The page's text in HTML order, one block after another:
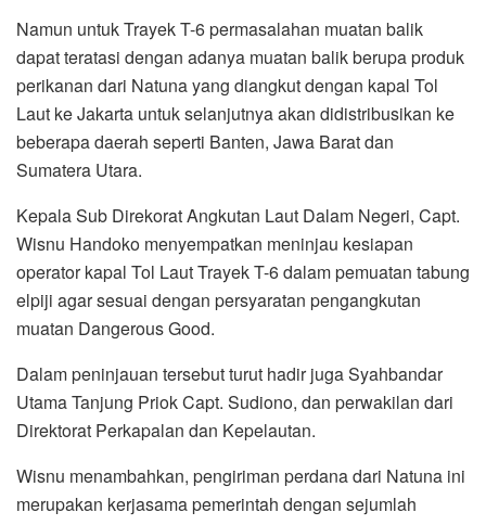
Namun untuk Trayek T-6 permasalahan muatan balik
dapat teratasi dengan adanya muatan balik berupa produk
perikanan dari Natuna yang diangkut dengan kapal Tol
Laut ke Jakarta untuk selanjutnya akan didistribusikan ke
beberapa daerah seperti Banten, Jawa Barat dan
Sumatera Utara.
Kepala Sub Direkorat Angkutan Laut Dalam Negeri, Capt.
Wisnu Handoko menyempatkan meninjau kesiapan
operator kapal Tol Laut Trayek T-6 dalam pemuatan tabung
elpiji agar sesuai dengan persyaratan pengangkutan
muatan Dangerous Good.
Dalam peninjauan tersebut turut hadir juga Syahbandar
Utama Tanjung Priok Capt. Sudiono, dan perwakilan dari
Direktorat Perkapalan dan Kepelautan.
Wisnu menambahkan, pengiriman perdana dari Natuna ini
merupakan kerjasama pemerintah dengan sejumlah